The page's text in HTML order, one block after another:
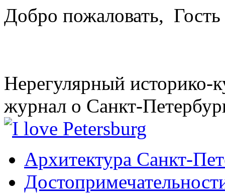
Добро пожаловать, Гость
Нерегулярный историко-
журнал о Санкт-
Архитектура Санкт-